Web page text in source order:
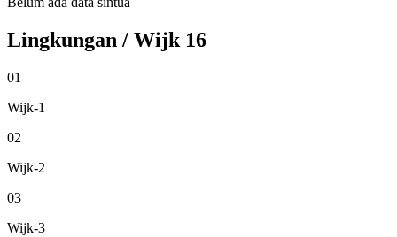
Lingkungan / Wijk 16
01
Wijk-1
02
Wijk-2
03
Wijk-3